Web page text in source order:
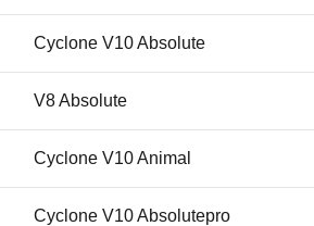
Cyclone V10 Absolute
V8 Absolute
Cyclone V10 Animal
Cyclone V10 Absolutepro